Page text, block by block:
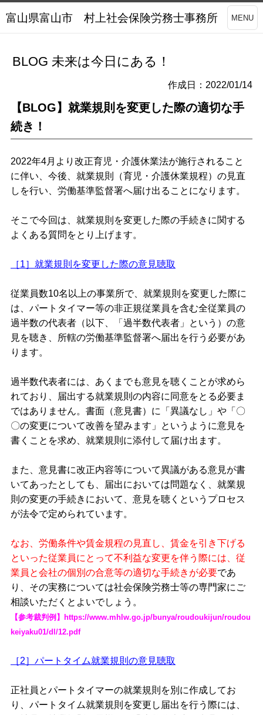
富山県富山市 村上社会保険労務士事務所 MENU
BLOG 未来は今日にある！
作成日：2022/01/14
【BLOG】就業規則を変更した際の適切な手
続き！
2022年4月より改正育児・介護休業法が施行されること
に伴い、今後、就業規則（育児・介護休業規程）の見直
しを行い、労働基準監督署へ届け出ることになります。
そこで今回は、就業規則を変更した際の手続きに関する
よくある質問をとり上げます。
［1］就業規則を変更した際の意見聴取
従業員数10名以上の事業所で、就業規則を変更した際に
は、パートタイマー等の非正規従業員を含む全従業員の
過半数の代表者（以下、「過半数代表者」という）の意
見を聴き、所轄の労働基準監督署へ届出を行う必要があ
ります。
過半数代表者には、あくまでも意見を聴くことが求めら
れており、届出する就業規則の内容に同意をとる必要ま
ではありません。書面（意見書）に「異議なし」や「〇
〇の変更について改善を望みます」というように意見を
書くことを求め、就業規則に添付して届け出ます。
また、意見書に改正内容等について異議がある意見が書
いてあったとしても、届出においては問題なく、就業規
則の変更の手続きにおいて、意見を聴くというプロセス
が法令で定められています。
なお、労働条件や賃金規程の見直し、賃金を引き下げる
といった従業員にとって不利益な変更を伴う際には、従
業員と会社の個別の合意等の適切な手続きが必要であ
り、その実務については社会保険労務士等の専門家にご
相談いただくとよいでしょう。
【参考裁判例】
https://www.mhlw.go.jp/bunya/roudoukijun/roudou
keiyaku01/dl/12.pdf
［2］パートタイム就業規則の意見聴取
正社員とパートタイマーの就業規則を別に作成してお
り、パートタイム就業規則を変更し届出を行う際には、